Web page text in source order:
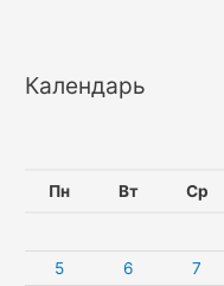
Календарь
Пн Вт Ср
5
6 7